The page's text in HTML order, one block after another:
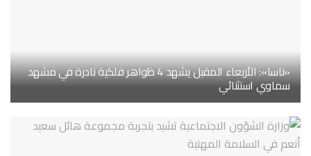
«ناسا»: الأربعاء المقبل يشهد 4 ظواهر فلكية نادرة في مشهد
سماوي استثنائي